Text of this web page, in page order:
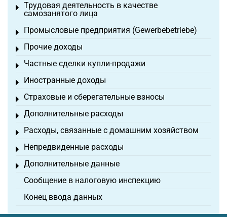
Трудовая деятельность в качестве
самозанятого лица
Toggle menu
Промысловые предприятия (Gewerbebetriebe)
Toggle menu
Прочие доходы
Toggle menu
Частные сделки купли-продажи
Toggle menu
Иностранные доходы
Toggle menu
Страховые и сберегательные взносы
Toggle menu
Дополнительные расходы
Toggle menu
Расходы, связанные с домашним хозяйством
Toggle menu
Непредвиденные расходы
Toggle menu
Дополнительные данные
Toggle menu
Сообщение в налоговую инспекцию
Конец ввода данных